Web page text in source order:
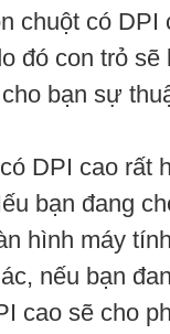
chuột có
đó con trỏ sẽ
bạn sự
DPI cao rất
bạn đang
hình máy
nếu bạn
cao sẽ cho